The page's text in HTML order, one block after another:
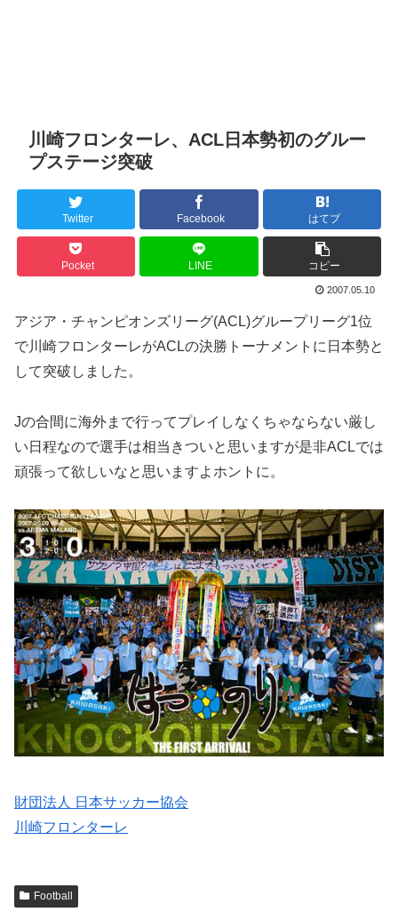
川崎フロンターレ、ACL日本勢初のグルー
プステージ突破
Twitter Facebook はてブ
Pocket LINE コピー
2007.05.10
アジア・チャンピオンズリーグ(ACL)グループリーグ1位
で川崎フロンターレがACLの決勝トーナメントに日本勢と
して突破しました。
Jの合間に海外まで行ってプレイしなくちゃならない厳し
い日程なので選手は相当きついと思いますが是非ACLでは
頑張って欲しいなと思いますよホントに。
財団法人 日本サッカー協会
川崎フロンターレ
Football